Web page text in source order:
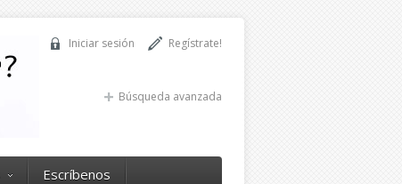
Regístrate!
Iniciar sesión
Búsqueda avanzada
Escríbenos